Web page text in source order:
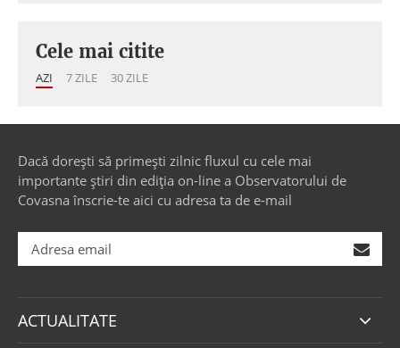
Cele mai citite
AZI 7 ZILE 30 ZILE
Dacă dorești să primești zilnic fluxul cu cele mai
importante știri din ediția on-line a Observatorului de
Covasna înscrie-te aici cu adresa ta de e-mail
ACTUALITATE